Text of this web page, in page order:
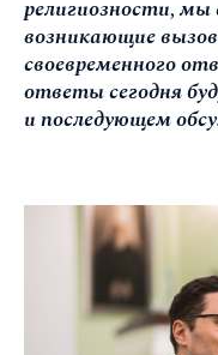
религиозности,
возникающие
своевременного
ответы сегодня
и последующем